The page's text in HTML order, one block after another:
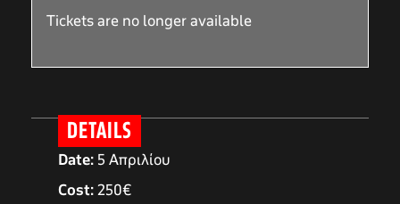
DETAILS
Date: 5 Απριλίου
Cost:250€
Tickets are no longer available